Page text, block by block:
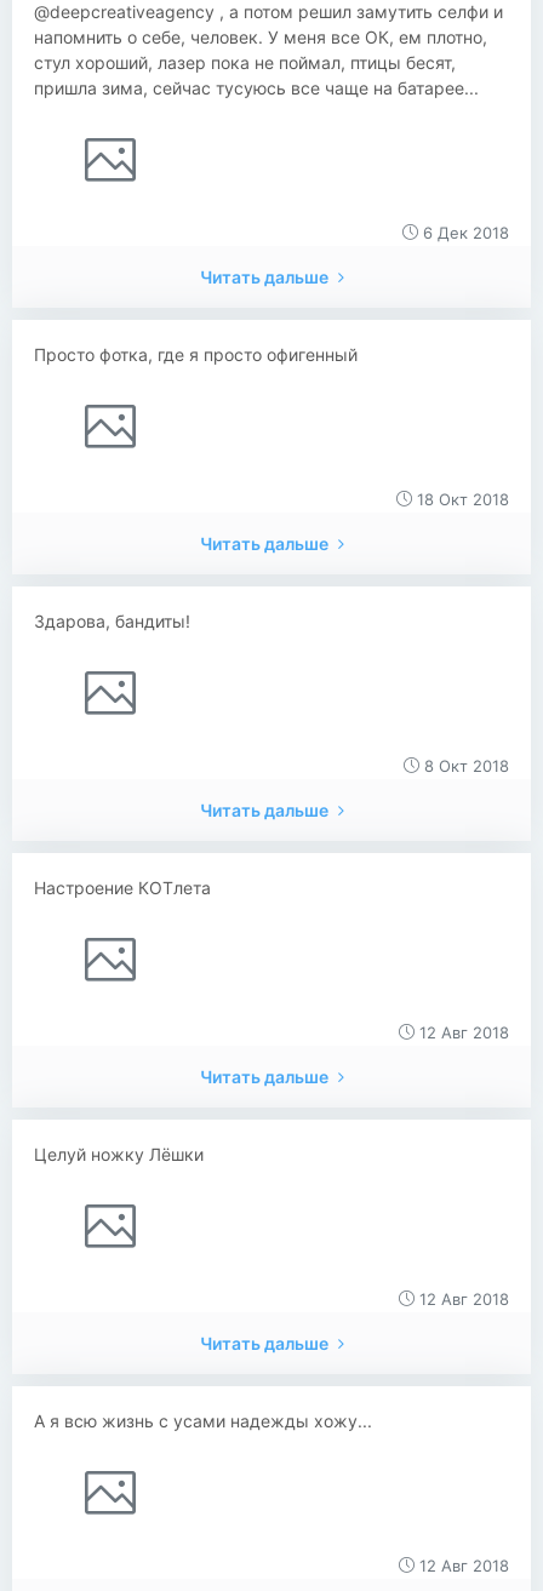
@deepcreativeagency , а потом решил замутить селфи и
напомнить о себе, человек. У меня все ОК, ем плотно,
стул хороший, лазер пока не поймал, птицы бесят,
пришла зима, сейчас тусуюсь все чаще на батарее...
6 Дек 2018
Читать дальше
Просто фотка, где я просто офигенный
18 Окт 2018
Читать дальше
Здарова, бандиты!
8 Окт 2018
Читать дальше
Настроение КОТлета
12 Авг 2018
Читать дальше
Целуй ножку Лёшки
12 Авг 2018
Читать дальше
А я всю жизнь с усами надежды хожу...
12 Авг 2018